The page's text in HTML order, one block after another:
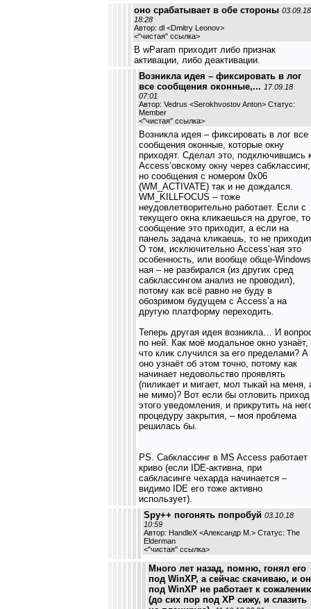
оно срабатывает в обе стороны 03.09.18
18:28
Автор: dl <Dmitry Leonov>
<"чистая" ссылка>
В wParam приходит либо признак
активации, либо деактивации.
Возникла идея – фиксировать в лог
все сообщения оконные,... 17.09.18
07:01
Автор: Vedrus <Serokhvostov Anton> Статус:
Member
<"чистая" ссылка>
Возникла идея – фиксировать в лог все
сообщения оконные, которые окну
приходят. Сделал это, подключившись
Access’овскому окну через сабклассинг,
но сообщения с номером 0x06
(WM_ACTIVATE) так и не дождался.
WM_KILLFOCUS – тоже
неудовлетворительно работает. Если с
текущего окна кликаешься на другое, то
сообщение это приходит, а если на
панель задача кликаешь, то не
О том, исключительно Access’ная это
особенность, или вообще обще-
ная – не разбирался (из других сред
сабклассингом анализ не проводил),
потому как всё равно не буду в
обозримом будущем с Access’а на
другую платформу переходить.
Теперь другая идея возникла… И
по ней. Как моё модальное окно узнаёт,
что клик случился за его пределами? А
оно узнаёт об этом точно, потому как
начинает недовольство проявлять
(пиликает и мигает, мол тыкай на меня,
не мимо)? Вот если бы отловить приход
этого уведомления, и прикрутить на
процедуру закрытия, – моя проблема
решилась бы.
PS. Сабклассинг в MS Access работает
криво (если IDE-активна, при
сабкласинге чехарда начинается –
видимо IDE его тоже активно
использует).
Spy++ погонять попробуй 03.10.18
10:59
Автор: HandleX <Александр М.> Статус: The
Elderman
<"чистая" ссылка>
Много лет назад, помню, гонял его
под WinXP, а сейчас скачиваю, и он
под WinXP не работает к
(до сих пор под XP сижу, и слазить